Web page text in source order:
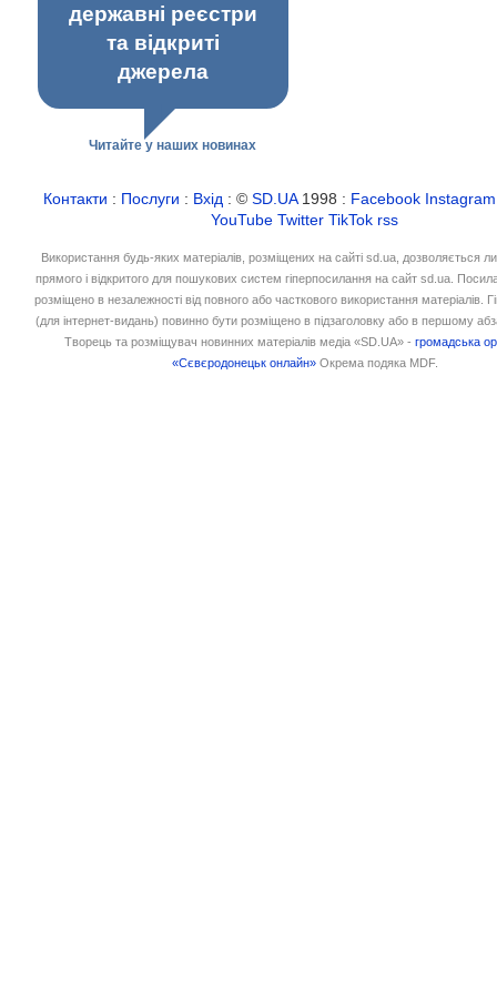
державні реєстри
та відкриті
джерела
Читайте у наших новинах
Контакти : Послуги : Вхід : ©SD.UA1998 : Facebook Instagram
YouTube Twitter TikTok rss
Використання будь-яких матеріалів, розміщених на сайті sd.ua, дозволяється
прямого і відкритого для пошукових систем гіперпосилання на сайт sd.ua.
розміщено в незалежності від повного або часткового використання матеріалів.
(для інтернет-видань) повинно бути розміщено в підзаголовку або в першому
Творець та розміщувач новинних матеріалів медіа «SD.UA» -громадська
«Сєвєродонецьк онлайн» Окрема подяка MDF.